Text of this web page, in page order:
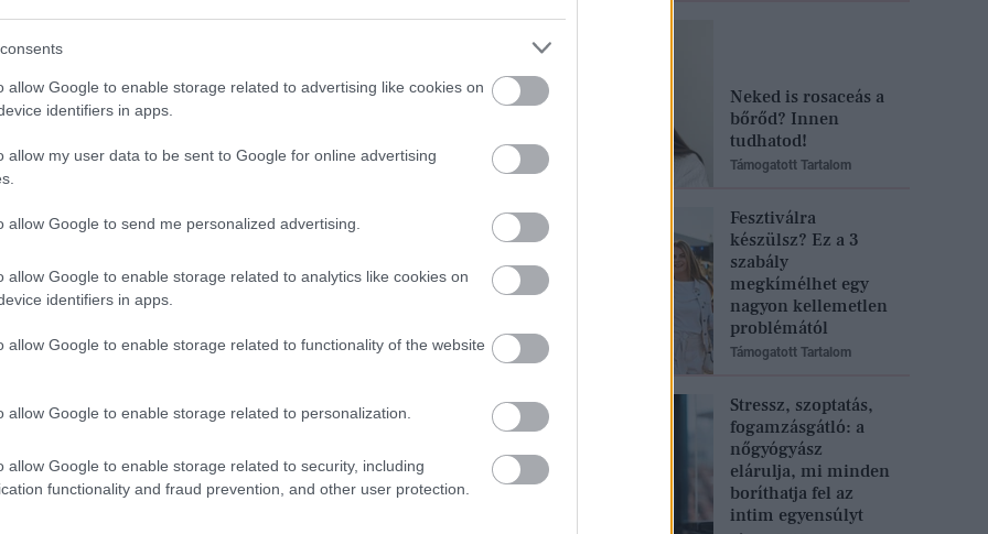
allow Google to enable storage related to advertising like cookies on
identifiers in apps.
allow my user data to be sent to Google for online advertising
allow Google to send me personalized advertising.
allow Google to enable storage related to analytics like cookies on
identifiers in apps.
allow Google to enable storage related to functionality of the website
allow Google to enable storage related to personalization.
allow Google to enable storage related to security, including
functionality and fraud prevention, and other user protection.
is randiznak!
nevet viseli (ezzel egyben
hogy azért választották a
károsodott a forgatások során. Ez
Elvivenek a bevezetője is egyben,
A márka nem véletlenül
ből 8 nő haja károsult, így a márka
Neked is rosaceás a
bőrőd? Innen
tudhatod!
Támogatott Tartalom
Fesztiválra
készülsz? Ez a 3
szabály
megkímélhet egy
nagyon kellemetlen
problémától
Támogatott Tartalom
Stressz, szoptatás,
fogamzásgátló: a
nőgyógyász
elárulja, mi minden
boríthatja fel az
intim egyensúlyt